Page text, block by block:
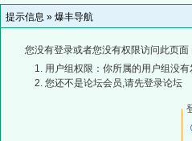
提示信息 » 爆丰导航
您没有登录或者您没有权限访问此页
用户组权限：你所属的用户组没
您还不是论坛会员,请先登录论坛